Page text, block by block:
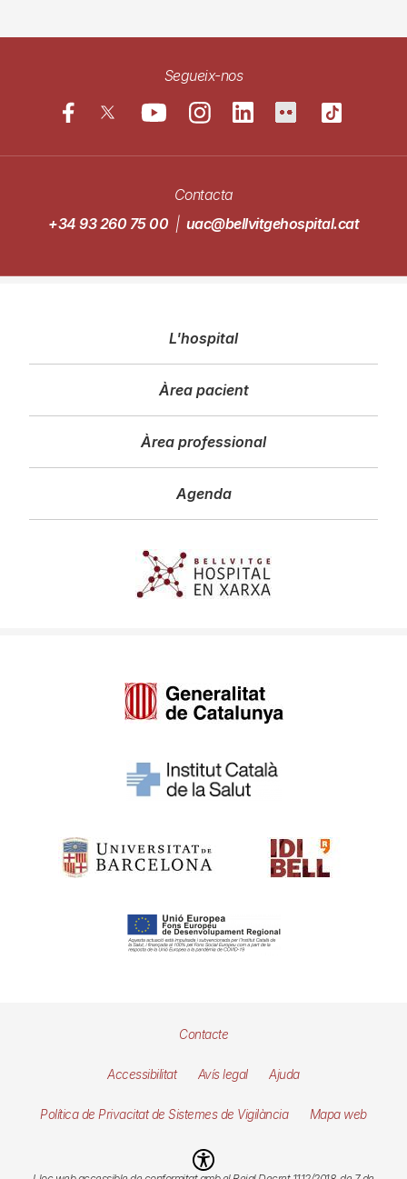
Segueix-nos
Contacta
+34 93 260 75 00 | uac@bellvitgehospital.cat
principal
L'hospital
Àrea pacient
Àrea professional
Agenda
Contacte
Accessibilitat Avís legal Ajuda
Política de Privacitat de Sistemes de Vigilància Mapa web
Imagen